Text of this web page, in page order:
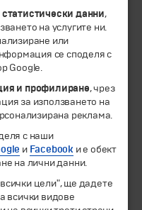
права запазени.
до Я
данни,
на услугите ни.
или
се споделя с
Google.
и профилиране, чрез
за използването на
реклама.
с наши
и Facebook и е обект
на лични данни.
цели", ще дадете
всички видове